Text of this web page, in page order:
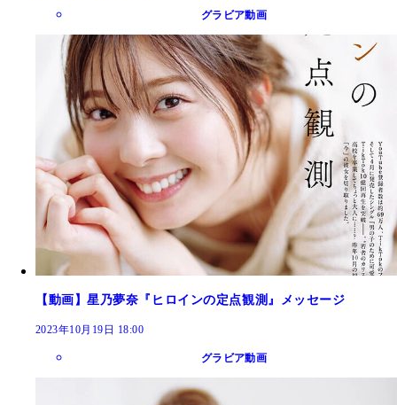
グラビア動画
【動画】星乃夢奈『ヒロインの定点観測』メッセージ
2023年10月19日 18:00
グラビア動画